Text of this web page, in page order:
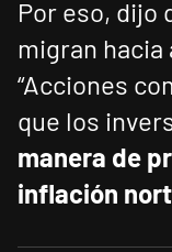
Por eso, dijo
migran
“Acciones
que los
manera de
inflación